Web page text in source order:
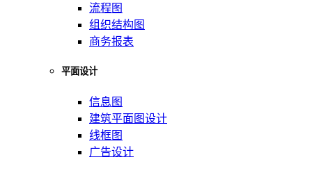
流程图
组织结构图
商务报表
平面设计
信息图
建筑平面图设计
线框图
广告设计